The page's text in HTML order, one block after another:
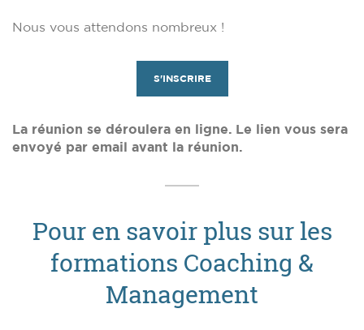
Nous vous attendons nombreux !
S'INSCRIRE
La réunion se déroulera en ligne. Le lien vous sera
envoyé par email avant la réunion.
Pour en savoir plus sur les
formations Coaching &
Management